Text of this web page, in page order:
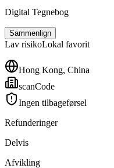
Digital Tegnebog
Sammenlign
Lav risikoLokal favorit
Hong Kong, China
scanCode
Ingen tilbageførsel
Refunderinger
Delvis
Afvikling